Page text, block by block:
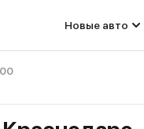
Новые авто